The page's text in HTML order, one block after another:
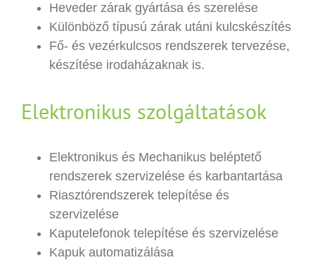
Heveder zárak gyártása és szerelése
Különböző típusú zárak utáni kulcskészítés
Fő- és vezérkulcsos rendszerek tervezése,
készítése irodaházaknak is.
Elektronikus szolgáltatások
Elektronikus és Mechanikus beléptető
rendszerek szervizelése és karbantartása
Riasztórendszerek telepítése és
szervizelése
Kaputelefonok telepítése és szervizelése
Kapuk automatizálása